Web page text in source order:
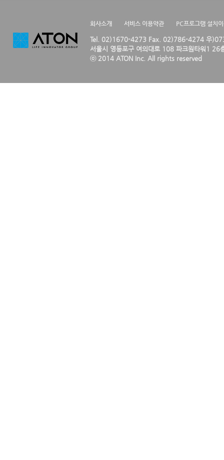
회사소개 서비스 이용약관 PC프로그램 설치
Tel. 02)1670-4273 Fax. 02)786-4274 우
서울시 영등포구 여의대로 108 파크원타워1 26
ⓒ 2014 ATON Inc. All rights reserved